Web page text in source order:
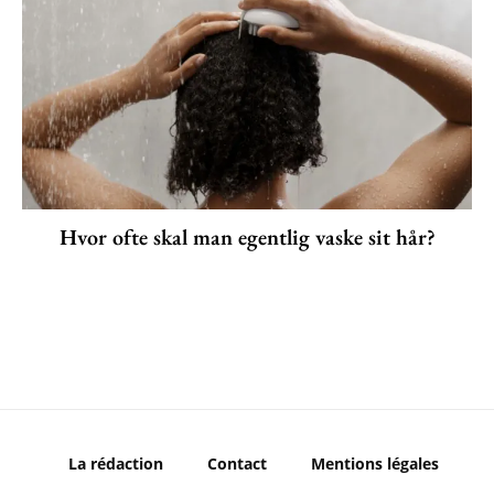
Hvor ofte skal man egentlig vaske sit hår?
La rédaction Contact Mentions légales